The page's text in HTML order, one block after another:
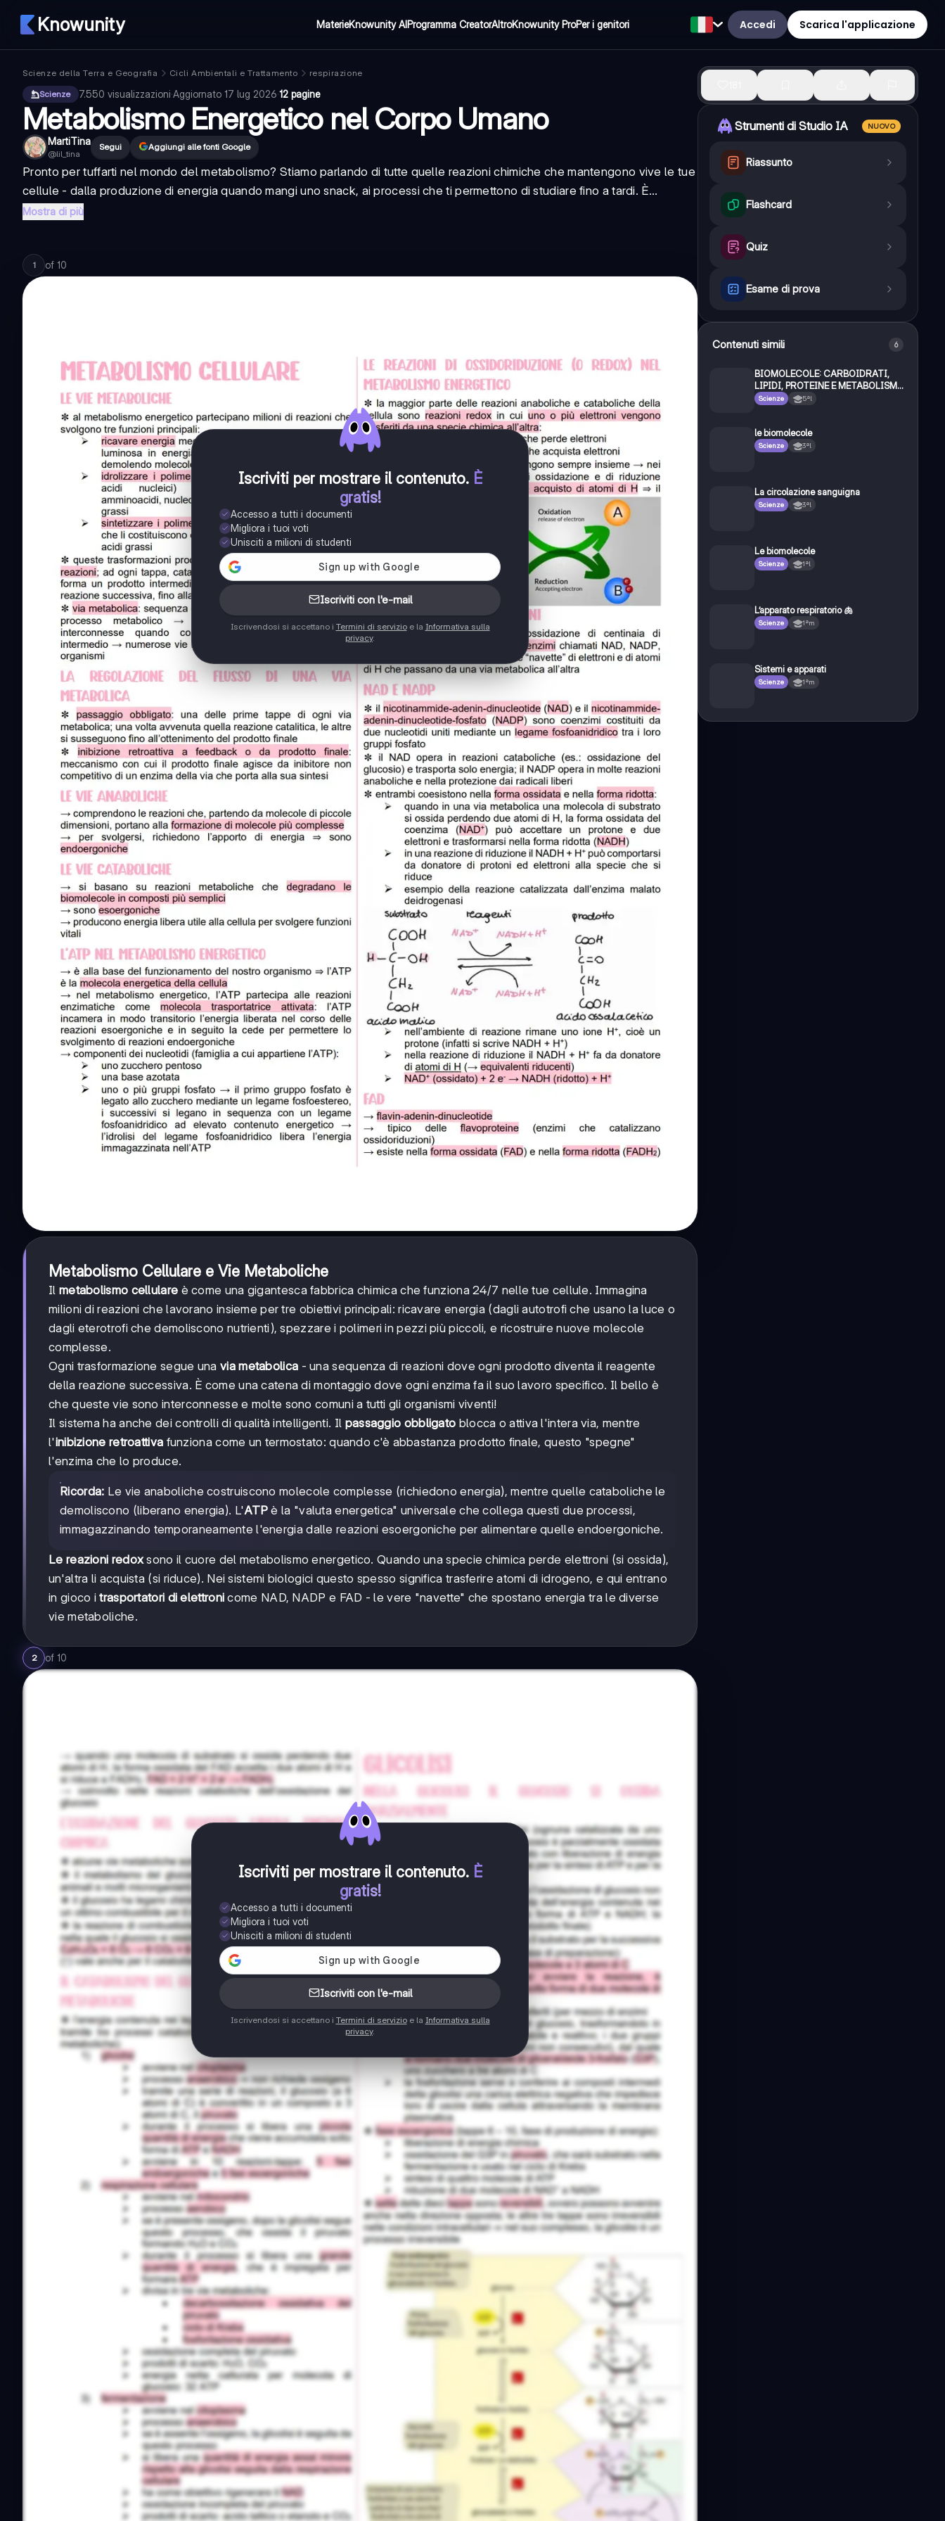
Knowunity MaterieKnowunity AIProgramma CreatorAltroKnowunity ProPer i genitori Accedi Scarica l'applicazione
Scienze della Terra e Geografia Cicli Ambientali e Trattamento
respirazione
Scienze
7.550 visualizzazioni·Aggiornato 17 lug 2026·12 pagine
Metabolismo Energetico nel Corpo Umano
MartiTina
@lil_tina
Segui Aggiungi alle fonti Google
Pronto per tuffarti nel mondo del metabolismo? Stiamo parlando di tutte quelle reazioni chimiche che mantengono vive le tue
cellule - dalla produzione di energia quando mangi uno snack, ai processi che ti permettono di studiare fino a tardi. È...
Mostra di più
1 of 10
Iscriviti per mostrare il contenuto. È
gratis!
Accesso a tutti i documenti
Migliora i tuoi voti
Unisciti a milioni di studenti
Iscriviti con l'e-mail
Iscrivendosi si accettano i Termini di servizioe la Informativa sulla
privacy.
Metabolismo Cellulare e Vie Metaboliche
Il metabolismo cellulare è come una gigantesca fabbrica chimica che funziona 24/7 nelle tue cellule. Immagina
milioni di reazioni che lavorano insieme per tre obiettivi principali: ricavare energia (dagli autotrofi che usano la luce o
dagli eterotrofi che demoliscono nutrienti), spezzare i polimeri in pezzi più piccoli, e ricostruire nuove molecole
complesse.
Ogni trasformazione segue una via metabolica - una sequenza di reazioni dove ogni prodotto diventa il reagente
della reazione successiva. È come una catena di montaggio dove ogni enzima fa il suo lavoro specifico. Il bello è
che queste vie sono interconnesse e molte sono comuni a tutti gli organismi viventi!
Il sistema ha anche dei controlli di qualità intelligenti. Il passaggio obbligato blocca o attiva l'intera via, mentre
l'inibizione retroattiva funziona come un termostato: quando c'è abbastanza prodotto finale, questo "spegne"
l'enzima che lo produce.
Ricorda: Le vie anaboliche costruiscono molecole complesse (richiedono energia), mentre quelle cataboliche le
demoliscono (liberano energia). L'ATP è la "valuta energetica" universale che collega questi due processi,
immagazzinando temporaneamente l'energia dalle reazioni esoergoniche per alimentare quelle endoergoniche.
Le reazioni redoxsono il cuore del metabolismo energetico. Quando una specie chimica perde elettroni (si ossida),
un'altra li acquista (si riduce). Nei sistemi biologici questo spesso significa trasferire atomi di idrogeno, e qui entrano
in gioco itrasportatori di elettroni come NAD, NADP e FAD - le vere "navette" che spostano energia tra le diverse
vie metaboliche.
2 of 10
Iscriviti per mostrare il contenuto. È
gratis!
Accesso a tutti i documenti
Migliora i tuoi voti
Unisciti a milioni di studenti
Iscriviti con l'e-mail
Iscrivendosi si accettano i Termini di servizioe la Informativa sulla
privacy.
Strumenti di Studio IA NUOVO
Riassunto
Flashcard
Quiz
Esame di prova
Contenuti simili 6
BIOMOLECOLE: CARBOIDRATI,
LIPIDI, PROTEINE E METABOLISMO
CELLULARE
Scienze 5ªl
le biomolecole
Scienze 3ªl
La circolazione sanguigna
Scienze 3ªl
Le biomolecole
Scienze 1ªl
L’apparato respiratorio 🫁
Scienze 1ªm
Sistemi e apparati
Scienze 1ªm